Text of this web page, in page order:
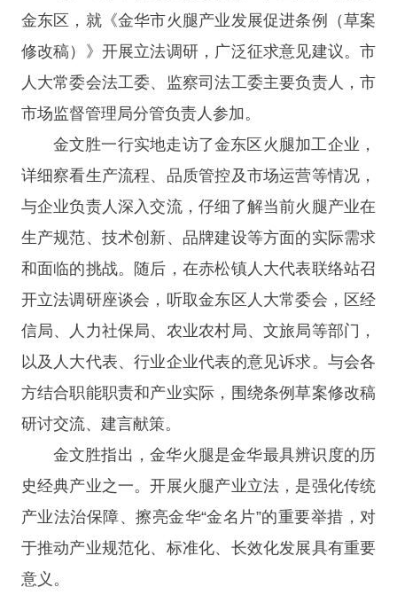
金东区，就《金华市火腿产业发展促进条例（草案
修改稿）》开展立法调研，广泛征求意见建议。市
人大常委会法工委、监察司法工委主要负责人，市
市场监督管理局分管负责人参加。
金文胜一行实地走访了金东区火腿加工企业，
详细察看生产流程、品质管控及市场运营等情况，
与企业负责人深入交流，仔细了解当前火腿产业在
生产规范、技术创新、品牌建设等方面的实际需求
和面临的挑战。随后，在赤松镇人大代表联络站召
开立法调研座谈会，听取金东区人大常委会，区经
信局、人力社保局、农业农村局、文旅局等部门，
以及人大代表、行业企业代表的意见诉求。与会各
方结合职能职责和产业实际，围绕条例草案修改稿
研讨交流、建言献策。
金文胜指出，金华火腿是金华最具辨识度的历
史经典产业之一。开展火腿产业立法，是强化传统
产业法治保障、擦亮金华“金名片”的重要举措，对
于推动产业规范化、标准化、长效化发展具有重要
意义。